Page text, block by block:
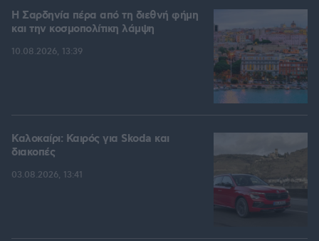
Η Σαρδηνία πέρα από τη διεθνή φήμη
και την κοσμοπολίτικη λάμψη
10.08.2026, 13:39
Καλοκαίρι: Καιρός για Skoda και
διακοπές
03.08.2026, 13:41